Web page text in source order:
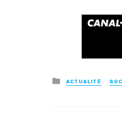
Posted
in
ACTUALITÉ